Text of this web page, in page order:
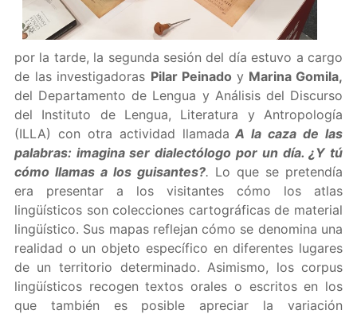
por la tarde, la segunda sesión del día estuvo a cargo
de las investigadoras Pilar Peinado yMarina Gomila,
del Departamento de Lengua y Análisis del Discurso
del Instituto de Lengua, Literatura y Antropología
(ILLA) con otra actividad llamada A la caza de las
palabras: imagina ser dialectólogo por un día. ¿Y tú
cómo llamas a los guisantes?. Lo que se pretendía
era presentar a los visitantes cómo los atlas
lingüísticos son colecciones cartográficas de material
lingüístico. Sus mapas reflejan cómo se denomina una
realidad o un objeto específico en diferentes lugares
de un territorio determinado. Asimismo, los corpus
lingüísticos recogen textos orales o escritos en los
que también es posible apreciar la variación